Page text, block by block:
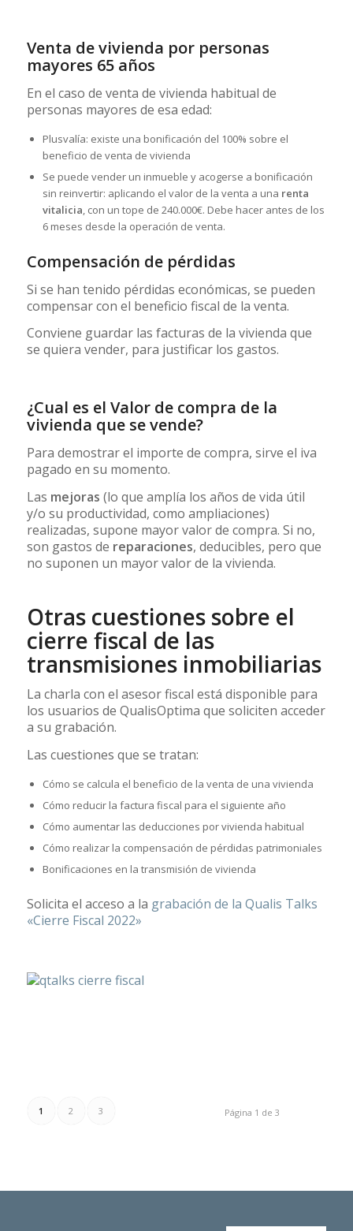
Venta de vivienda por personas
mayores 65 años
En el caso de venta de vivienda habitual de
personas mayores de esa edad:
Plusvalía: existe una bonificación del 100% sobre el
beneficio de venta de vivienda
Se puede vender un inmueble y acogerse a bonificación
sin reinvertir: aplicando el valor de la venta a una renta
vitalicia, con un tope de 240.000€. Debe hacer antes de los
6 meses desde la operación de venta.
Compensación de pérdidas
Si se han tenido pérdidas económicas, se pueden
compensar con el beneficio fiscal de la venta.
Conviene guardar las facturas de la vivienda que
se quiera vender, para justificar los gastos.
¿Cual es el Valor de compra de la
vivienda que se vende?
Para demostrar el importe de compra, sirve el iva
pagado en su momento.
Las mejoras (lo que amplía los años de vida útil
y/o su productividad, como ampliaciones)
realizadas, supone mayor valor de compra. Si no,
son gastos de reparaciones, deducibles, pero que
no suponen un mayor valor de la vivienda.
Otras cuestiones sobre el
cierre fiscal de las
transmisiones inmobiliarias
La charla con el asesor fiscal está disponible para
los usuarios de QualisOptima que soliciten acceder
a su grabación.
Las cuestiones que se tratan:
Cómo se calcula el beneficio de la venta de una vivienda
Cómo reducir la factura fiscal para el siguiente año
Cómo aumentar las deducciones por vivienda habitual
Cómo realizar la compensación de pérdidas patrimoniales
Bonificaciones en la transmisión de vivienda
Solicita el acceso a la grabación de la Qualis Talks
«Cierre Fiscal 2022»
Página 1 de 3
1 2 3